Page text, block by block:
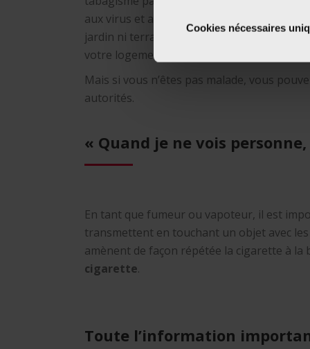
Cookies nécessaires
aux virus et aux bactéries. Donc, si vous
jardin ni terrasse, il est préférable de
votre logement. Profitez-en pour laisser
Mais si vous n’êtes pas malade, vous
autorités.
« Quand je ne vois
En tant que fumeur ou vapoteur, il est
transmettent en touchant un objet avec
amènent de façon répétée la cigarette à
cigarette.
Toute l’information